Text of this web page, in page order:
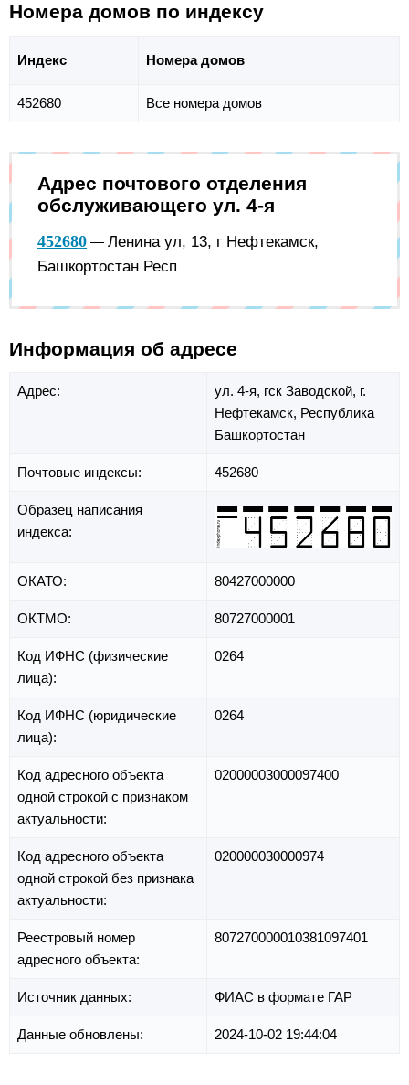
Номера домов по индексу
Индекс Номера домов
452680 Все номера домов
Адрес почтового отделения
обслуживающего ул. 4-я
452680 — Ленина ул, 13, г Нефтекамск,
Башкортостан Респ
Информация об адресе
Адрес: ул. 4-я, гск Заводской, г.
Нефтекамск, Республика
Башкортостан
Почтовые индексы: 452680
Образец написания
индекса:
ОКАТО: 80427000000
ОКТМО: 80727000001
Код ИФНС (физические
лица):
0264
Код ИФНС (юридические
лица):
0264
Код адресного объекта
одной строкой с признаком
актуальности:
02000003000097400
Код адресного объекта
одной строкой без признака
актуальности:
020000030000974
Реестровый номер
адресного объекта:
807270000010381097401
Источник данных: ФИАС в формате ГАР
Данные обновлены: 2024-10-02 19:44:04